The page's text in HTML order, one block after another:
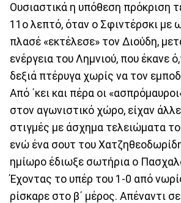
Ουσιαστικά η υπόθεση πρόκριση
11ο λεπτό, όταν ο Σφιντέρσκι με
πλασέ «εκτέλεσε» τον Διούδη,
ενέργεια του Λημνιού, που έκανε
δεξιά πτέρυγα χωρίς να τον
Από ΄κει και πέρα οι
στον αγωνιστικό χώρο, είχαν
στιγμές με άσχημα τελειώματα
ενώ ένα σουτ του
ημίωρο έδιωξε σωτήρια ο
Έχοντας το υπέρ του 1-0 από
ρίσκαρε στο β΄ μέρος. Απέναντι